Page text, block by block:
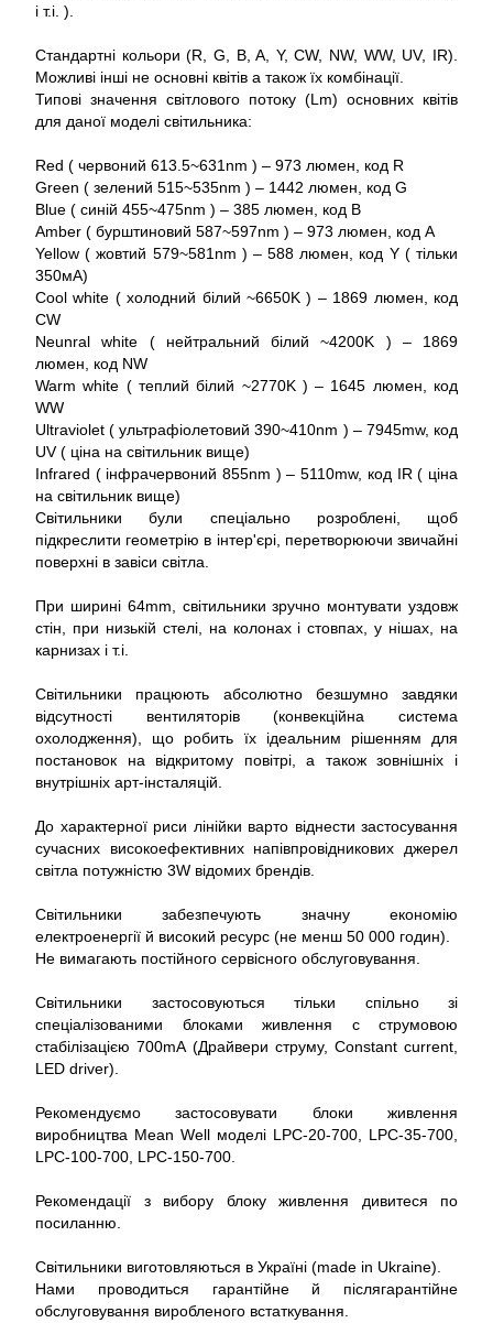
і т.і. ).
Стандартні кольори (R, G, B, A, Y, CW, NW, WW, UV, IR).
Можливі інші не основні квітів а також їх комбінації.
Типові значення світлового потоку (Lm) основних квітів
для даної моделі світильника:
Red ( червоний 613.5~631nm ) – 973 люмен, код R
Green ( зелений 515~535nm ) – 1442 люмен, код G
Blue ( синій 455~475nm ) – 385 люмен, код B
Amber ( бурштиновий 587~597nm ) – 973 люмен, код A
Yellow ( жовтий 579~581nm ) – 588 люмен, код Y ( тільки
350мА)
Cool white ( холодний білий ~6650K ) – 1869 люмен, код
CW
Neunral white ( нейтральний білий ~4200K ) – 1869
люмен, код NW
Warm white ( теплий білий ~2770K ) – 1645 люмен, код
WW
Ultraviolet ( ультрафіолетовий 390~410nm ) – 7945mw, код
UV ( ціна на світильник вище)
Infrared ( інфрачервоний 855nm ) – 5110mw, код IR ( ціна
на світильник вище)
Світильники були спеціально розроблені, щоб
підкреслити геометрію в інтер'єрі, перетворюючи звичайні
поверхні в завіси світла.
При ширині 64mm, світильники зручно монтувати уздовж
стін, при низькій стелі, на колонах і стовпах, у нішах, на
карнизах і т.і.
Світильники працюють абсолютно безшумно завдяки
відсутності вентиляторів (конвекційна система
охолодження), що робить їх ідеальним рішенням для
постановок на відкритому повітрі, а також зовнішніх і
внутрішніх арт-інсталяцій.
До характерної риси лінійки варто віднести застосування
сучасних високоефективних напівпровідникових джерел
світла потужністю 3W відомих брендів.
Світильники забезпечують значну економію
електроенергії й високий ресурс (не менш 50 000 годин).
Не вимагають постійного сервісного обслуговування.
Світильники застосовуються тільки спільно зі
спеціалізованими блоками живлення c струмовою
стабілізацією 700mА (Драйвери струму, Constant current,
LED driver).
Рекомендуємо застосовувати блоки живлення
виробництва Mean Well моделі LPC-20-700, LPC-35-700,
LPC-100-700, LPC-150-700.
Рекомендації з вибору блоку живлення дивитеся по
посиланню.
Світильники виготовляються в Україні (made in Ukraine).
Нами проводиться гарантійне й післягарантійне
обслуговування виробленого встаткування.